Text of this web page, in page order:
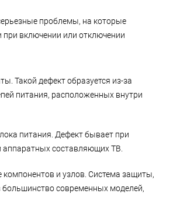
проблемы, на которые
включении или отключении
Такой дефект образуется из-за
питания, расположенных внутри
питания. Дефект бывает при
аппаратных составляющих ТВ.
и узлов. Система защиты,
большинство современных моделей,